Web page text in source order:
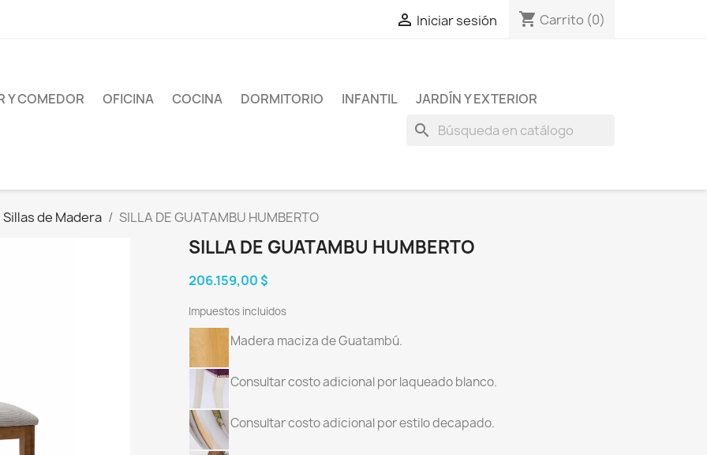
 Iniciar sesión shopping_cart Carrito (0)
Y COMEDOR OFICINA COCINA DORMITORIO INFANTIL JARDÍN Y EXTERIOR
search
Sillas de Madera SILLA DE GUATAMBU HUMBERTO
SILLA DE GUATAMBU HUMBERTO
206.159,00 $
Impuestos incluidos
Madera maciza de Guatambú.
Consultar costo adicional por laqueado blanco.
Consultar costo adicional por estilo decapado.